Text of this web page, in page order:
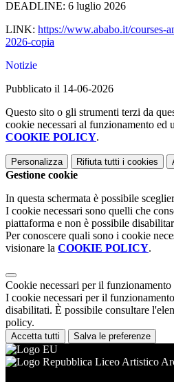
DEADLINE: 6 luglio 2026
LINK: https://www.ababo.it/courses-
2026-copia
Notizie
Pubblicato il 14-06-2026
Questo sito o gli strumenti terzi da
cookie necessari al funzionamento
COOKIE POLICY.
Personalizza Rifiuta tutti i cookies
Gestione cookie
In questa schermata è possibile
I cookie necessari sono quelli che
piattaforma e non è possibile
Per conoscere quali sono i cookie
visionare la COOKIE POLICY.
Cookie necessari per il funzionamento
I cookie necessari per il
disabilitati. È possibile consultare
policy.
Accetta tutti Salva le preferenze
Liceo Artistico